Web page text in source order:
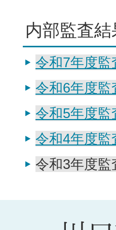
内部監査結
令和7年度監
令和6年度監
令和5年度監
令和4年度監
令和3年度監